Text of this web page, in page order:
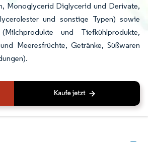
Monoglycerid Diglycerid und Derivate,
und sonstige Typen) sowie
und Tiefkühlprodukte,
Meeresfrüchte, Getränke, Süßwaren